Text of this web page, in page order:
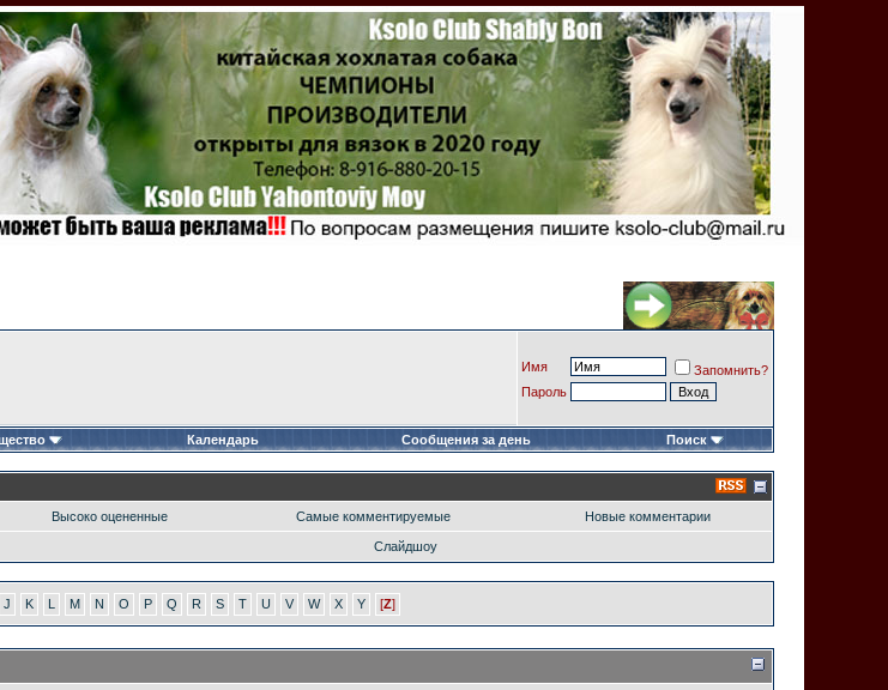
Имя
Запомнить?
Пароль
Календарь Сообщения за день Поиск
Высоко оцененные Самые комментируемые Новые комментарии
Слайдшоу
J K L M N O P Q R S T U V W X Y [Z]